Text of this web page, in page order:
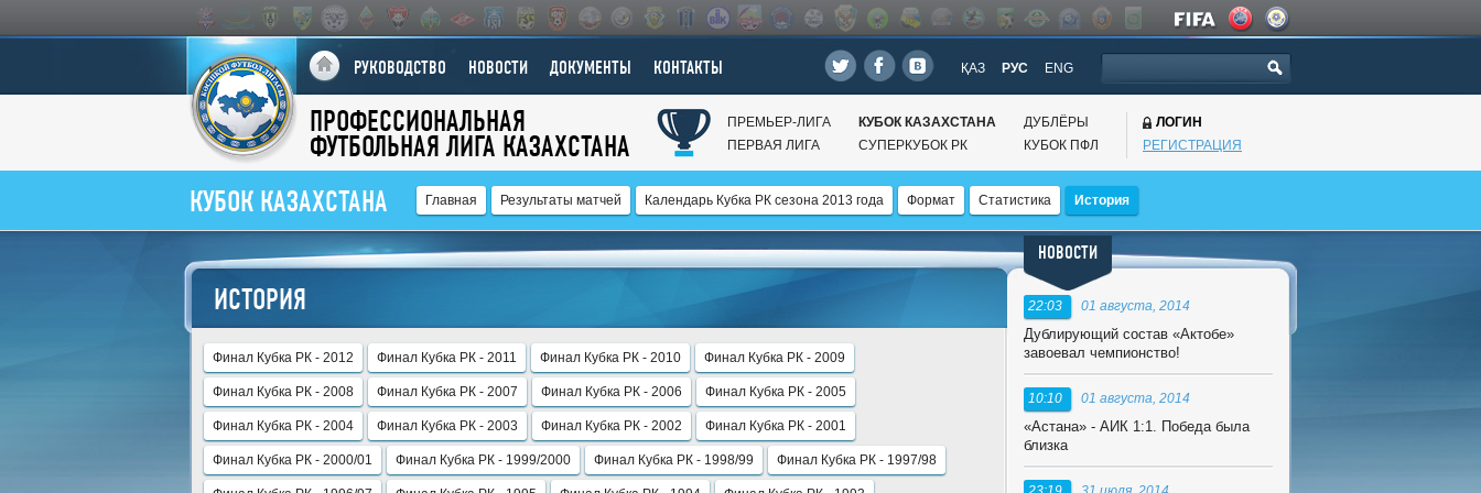
РУКОВОДСТВО НОВОСТИ ДОКУМЕНТЫ КОНТАКТЫ ҚАЗ РУС ENG
ПРОФЕССИОНАЛЬНАЯ
ФУТБОЛЬНАЯ ЛИГА КАЗАХСТАНА
ПРЕМЬЕР-ЛИГА
ПЕРВАЯ ЛИГА
КУБОК КАЗАХСТАНА
СУПЕРКУБОК РК
ДУБЛЁРЫ
КУБОК ПФЛ
ЛОГИН
РЕГИСТРАЦИЯ
КУБОК КАЗАХСТАНА Главная Результаты матчей Календарь Кубка РК сезона 2013 года Формат Статистика История
ИСТОРИЯ
Финал Кубка РК - 2012 Финал Кубка РК - 2011 Финал Кубка РК - 2010 Финал Кубка РК - 2009
Финал Кубка РК - 2008 Финал Кубка РК - 2007 Финал Кубка РК - 2006 Финал Кубка РК - 2005
Финал Кубка РК - 2004 Финал Кубка РК - 2003 Финал Кубка РК - 2002 Финал Кубка РК - 2001
Финал Кубка РК - 2000/01 Финал Кубка РК - 1999/2000 Финал Кубка РК - 1998/99 Финал Кубка РК - 1997/98
НОВОСТИ
22:03 01 августа, 2014
Дублирующий состав «Актобе»
завоевал чемпионство!
10:10 01 августа, 2014
«Астана» - АИК 1:1. Победа была
близка